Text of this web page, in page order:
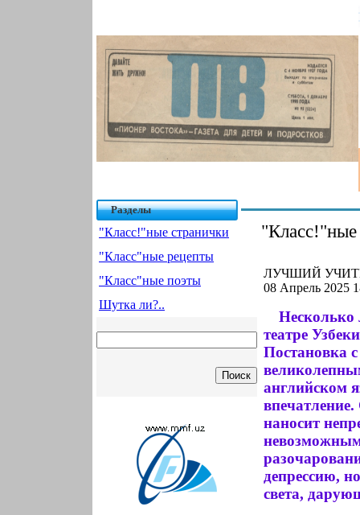
Разделы
"Класс!"ные странички
"Класс"ные рецепты
"Класс"ные поэты
Шутка ли?..
"Класс!"ные
ЛУЧШИЙ
08 Апрель 2025
Несколько
театре
Постановка
английском
наносит
невозможным
депрессию,
света,